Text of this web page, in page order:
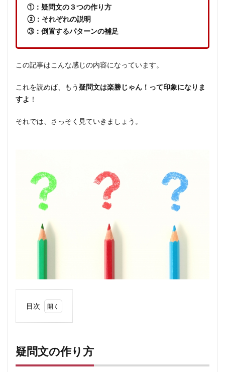
①：疑問文の３つの作り方
②：それぞれの説明
③：倒置するパターンの補足
この記事はこんな感じの内容になっています。
これを読めば、もう疑問文は楽勝じゃん！って印象になりま
すよ ！
それでは、さっそく見ていきましょう。
目次
作り
疑問文の作り方